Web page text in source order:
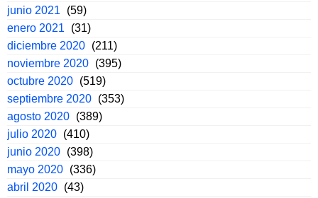
junio 2021
(59)
enero 2021
(31)
diciembre 2020 (211)
noviembre 2020 (395)
octubre 2020 (519)
septiembre 2020 (353)
agosto 2020 (389)
julio 2020 (410)
junio 2020 (398)
mayo 2020 (336)
abril 2020 (43)